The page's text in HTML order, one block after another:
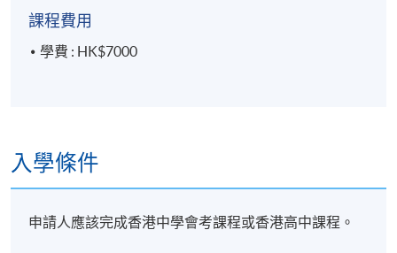
Buffett)、彼得‧林奇 (Peter Lynch)、約翰·鄧普頓爵
股票投資策略：主動投資與被動投資
股票組合管理及投資策略
評核方式:個人習作 & 小組習作
課程費用
學費 : HK$7000
入學條件
申請人應該完成香港中學會考課程或香港高中課程。